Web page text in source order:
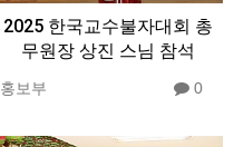
2025 한국교수불자대회 총
무원장 상진 스님 참석
홍보부 0